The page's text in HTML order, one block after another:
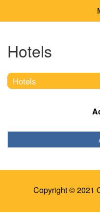
Hotels
Hotels
Copyright © 2021